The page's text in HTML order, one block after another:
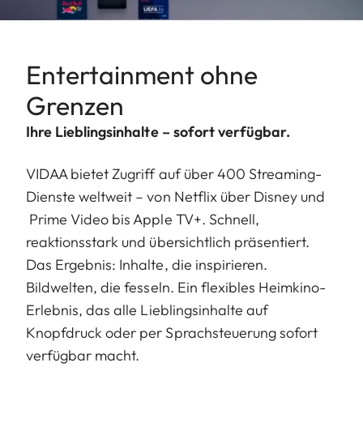
Entertainment ohne
Grenzen
Ihre Lieblingsinhalte – sofort verfügbar.
VIDAA bietet Zugriff auf über 400 Streaming-
Dienste weltweit – von Netflix über Disney und
Prime Video bis Apple TV+. Schnell,
reaktionsstark und übersichtlich präsentiert.
Das Ergebnis: Inhalte, die inspirieren.
Bildwelten, die fesseln. Ein flexibles Heimkino-
Erlebnis, das alle Lieblingsinhalte auf
Knopfdruck oder per Sprachsteuerung sofort
verfügbar macht.